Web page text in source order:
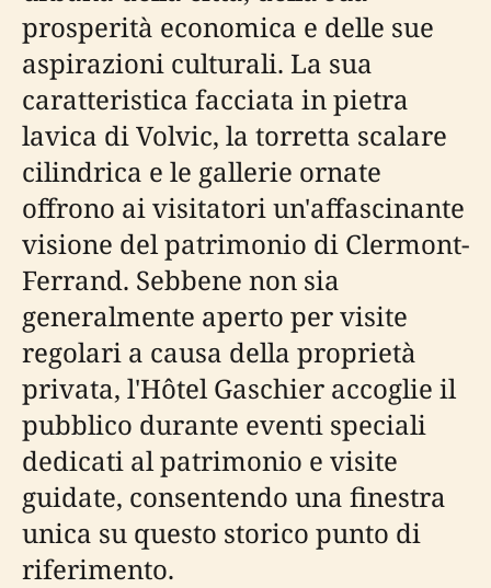
prosperità economica e delle sue
aspirazioni culturali. La sua
caratteristica facciata in pietra
lavica di Volvic, la torretta scalare
cilindrica e le gallerie ornate
offrono ai visitatori un'affascinante
visione del patrimonio di Clermont-
Ferrand. Sebbene non sia
generalmente aperto per visite
regolari a causa della proprietà
privata, l'Hôtel Gaschier accoglie il
pubblico durante eventi speciali
dedicati al patrimonio e visite
guidate, consentendo una finestra
unica su questo storico punto di
riferimento.